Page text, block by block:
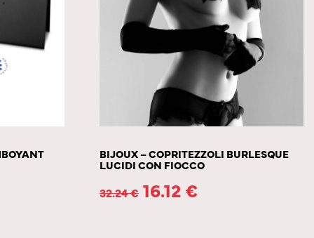
BIJOUX – COPRITEZZOLI BURLESQUE
LUCIDI CON FIOCCO
32.24€ 16.12 €